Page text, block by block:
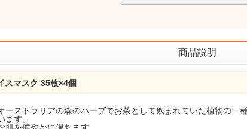
商品説明
スマスク 35枚×4個
ーストラリアの森のハーブでお茶として飲まれていた植物の一
す。